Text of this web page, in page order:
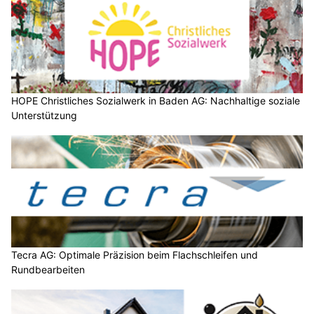
HOPE Christliches Sozialwerk in Baden AG: Nachhaltige soziale
Unterstützung
Tecra AG: Optimale Präzision beim Flachschleifen und
Rundbearbeiten